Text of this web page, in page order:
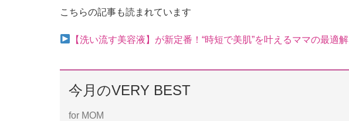
こちらの記事も読まれています
【洗い流す美容液】が新定番！“時短で美肌”を叶えるママの最適解
今月のVERY BEST
for MOM